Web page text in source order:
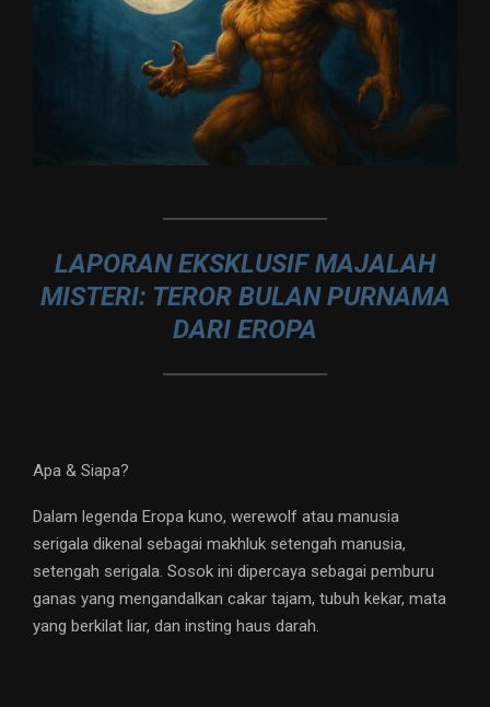
LAPORAN EKSKLUSIF MAJALAH
MISTERI: TEROR BULAN PURNAMA
DARI EROPA
Apa & Siapa?
Dalam legenda Eropa kuno, werewolf atau manusia
serigala dikenal sebagai makhluk setengah manusia,
setengah serigala. Sosok ini dipercaya sebagai pemburu
ganas yang mengandalkan cakar tajam, tubuh kekar, mata
yang berkilat liar, dan insting haus darah.